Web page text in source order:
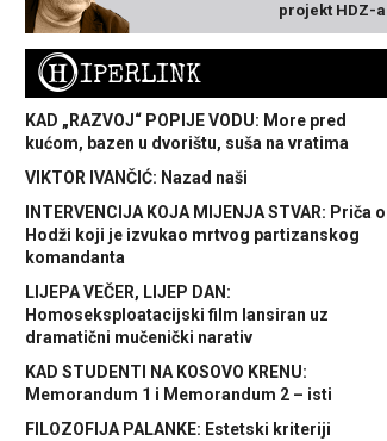
projekt HDZ-a
HIPERLINK
KAD „RAZVOJ“ POPIJE VODU: More pred
kućom, bazen u dvorištu, suša na vratima
VIKTOR IVANČIĆ: Nazad naši
INTERVENCIJA KOJA MIJENJA STVAR: Priča o
Hodži koji je izvukao mrtvog partizanskog
komandanta
LIJEPA VEČER, LIJEP DAN:
Homoseksploatacijski film lansiran uz
dramatični mučenički narativ
KAD STUDENTI NA KOSOVO KRENU:
Memorandum 1 i Memorandum 2 – isti
FILOZOFIJA PALANKE: Estetski kriteriji